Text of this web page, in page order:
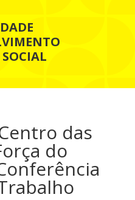
das
do